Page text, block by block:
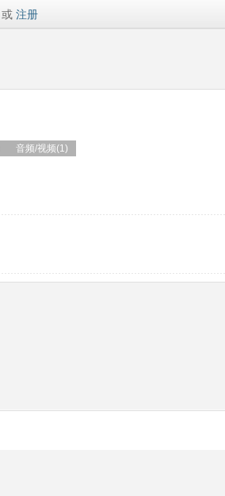
或 注册
音频/视频(1)